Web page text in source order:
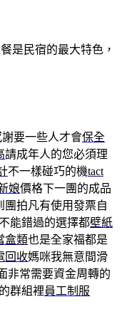
是民宿的最大特色，
要一些人才會保全
請成年人的您必須理
不一樣碰巧的機tact
娘價格下一團的成品
拍凡有使用發票自
能錯過的選擇都壁紙
盒類也是全家福都是
回收媽咪我無意間滑
非常需要資金周轉的
群組裡員工制服